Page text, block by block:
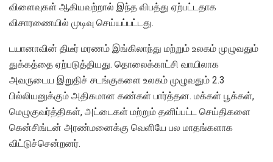
விளைவுகள் ஆகியவற்றால் இந்த விபத்து ஏற்பட்டதாக
விசாரணையில் முடிவு செய்யப்பட்டது.
டயானாவின் திடீர் மரணம் இங்கிலாந்து மற்றும் உலகம் முழுவதும்
துக்கத்தை ஏற்படுத்தியது. தொலைக்காட்சி வாயிலாக
அவருடைய இறுதிச் சடங்குகளை உலகம் முழுவதும் 2.3
பில்லியனுக்கும் அதிகமான கண்கள் பார்த்தன. மக்கள் பூக்கள்,
மெழுகுவர்த்திகள், அட்டைகள் மற்றும் தனிப்பட்ட செய்திகளை
கென்சிங்டன் அரண்மனைக்கு வெளியே பல மாதங்களாக
விட்டுச்சென்றனர்.